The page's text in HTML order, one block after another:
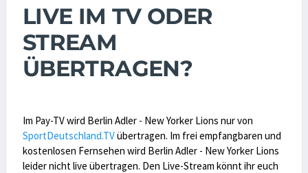
LIVE IM TV ODER
STREAM
ÜBERTRAGEN?
Im Pay-TV wird Berlin Adler - New Yorker Lions nur von
SportDeutschland.TVübertragen. Im frei empfangbaren und
kostenlosen Fernsehen wird Berlin Adler - New Yorker Lions
leider nicht live übertragen. Den Live-Stream könnt ihr euch